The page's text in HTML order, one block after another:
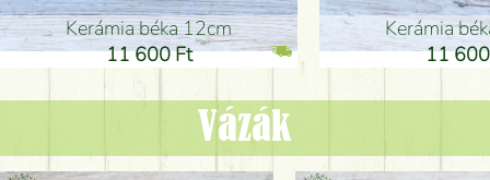
Kerámia béka 12cm
11 600 Ft
Kerámia
11
Vázák